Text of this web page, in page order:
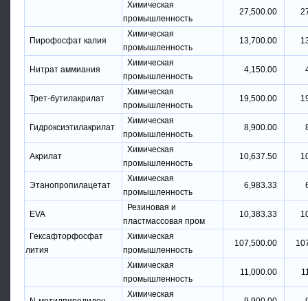
Химическая
промышленность
27,500.00
Пирофосфат калия
Химическая
промышленность
13,700.00
Нитрат аммиания
Химическая
промышленность
4,150.00
Трет-бутилакрилат
Химическая
промышленность
19,500.00
Гидроксиэтилакрилат
Химическая
промышленность
8,900.00
Акрилат
Химическая
промышленность
10,637.50
Этанопропилацетат
Химическая
промышленность
6,983.33
EVA
Резиновая и
пластмассовая пром
10,383.33
Гексафторфосфат
лития
Химическая
промышленность
107,500.00
Химическая
промышленность
11,000.00
Химическая